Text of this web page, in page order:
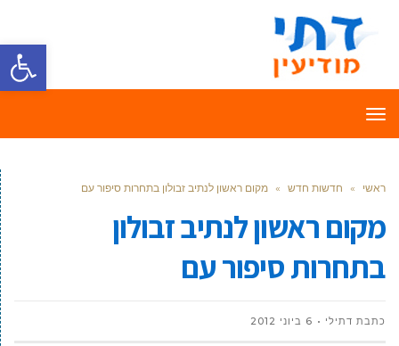
פתח
תפריט
ראשי » חדשות חדש » מקום ראשון לנתיב זבולון בתחרות סיפור עם
מקום ראשון לנתיב זבולון
בתחרות סיפור עם
כתבת דתילי 6 ביוני 2012